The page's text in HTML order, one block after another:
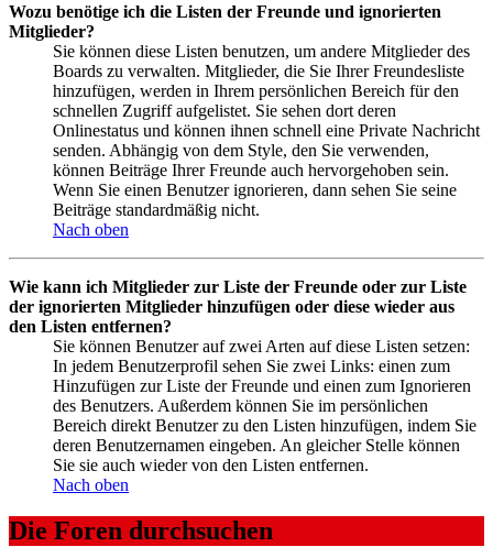
Wozu benötige ich die Listen der Freunde und ignorierten
Mitglieder?
Sie können diese Listen benutzen, um andere Mitglieder des
Boards zu verwalten. Mitglieder, die Sie Ihrer Freundesliste
hinzufügen, werden in Ihrem persönlichen Bereich für den
schnellen Zugriff aufgelistet. Sie sehen dort deren
Onlinestatus und können ihnen schnell eine Private Nachricht
senden. Abhängig von dem Style, den Sie verwenden,
können Beiträge Ihrer Freunde auch hervorgehoben sein.
Wenn Sie einen Benutzer ignorieren, dann sehen Sie seine
Beiträge standardmäßig nicht.
Nach oben
Wie kann ich Mitglieder zur Liste der Freunde oder zur Liste
der ignorierten Mitglieder hinzufügen oder diese wieder aus
den Listen entfernen?
Sie können Benutzer auf zwei Arten auf diese Listen setzen:
In jedem Benutzerprofil sehen Sie zwei Links: einen zum
Hinzufügen zur Liste der Freunde und einen zum Ignorieren
des Benutzers. Außerdem können Sie im persönlichen
Bereich direkt Benutzer zu den Listen hinzufügen, indem Sie
deren Benutzernamen eingeben. An gleicher Stelle können
Sie sie auch wieder von den Listen entfernen.
Nach oben
Die Foren durchsuchen